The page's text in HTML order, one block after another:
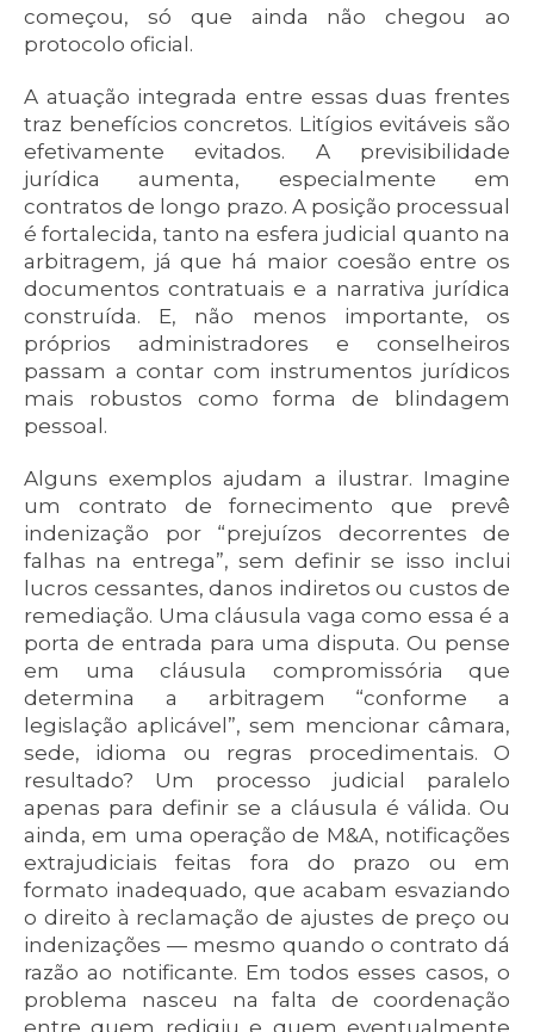
começou, só que ainda não chegou ao
protocolo oficial.
A atuação integrada entre essas duas frentes
traz benefícios concretos. Litígios evitáveis são
efetivamente evitados. A previsibilidade
jurídica aumenta, especialmente em
contratos de longo prazo. A posição processual
é fortalecida, tanto na esfera judicial quanto na
arbitragem, já que há maior coesão entre os
documentos contratuais e a narrativa jurídica
construída. E, não menos importante, os
próprios administradores e conselheiros
passam a contar com instrumentos jurídicos
mais robustos como forma de blindagem
pessoal.
Alguns exemplos ajudam a ilustrar. Imagine
um contrato de fornecimento que prevê
indenização por “prejuízos decorrentes de
falhas na entrega”, sem definir se isso inclui
lucros cessantes, danos indiretos ou custos de
remediação. Uma cláusula vaga como essa é a
porta de entrada para uma disputa. Ou pense
em uma cláusula compromissória que
determina a arbitragem “conforme a
legislação aplicável”, sem mencionar câmara,
sede, idioma ou regras procedimentais. O
resultado? Um processo judicial paralelo
apenas para definir se a cláusula é válida. Ou
ainda, em uma operação de M&A, notificações
extrajudiciais feitas fora do prazo ou em
formato inadequado, que acabam esvaziando
o direito à reclamação de ajustes de preço ou
indenizações — mesmo quando o contrato dá
razão ao notificante. Em todos esses casos, o
problema nasceu na falta de coordenação